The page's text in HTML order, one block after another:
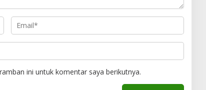
ini untuk komentar saya berikutnya.